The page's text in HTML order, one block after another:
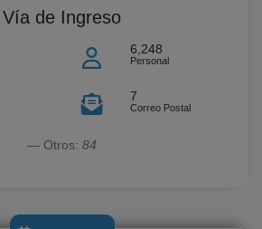
Vía de Ingreso
6,248
Personal
7
Correo Postal
Otros: 84